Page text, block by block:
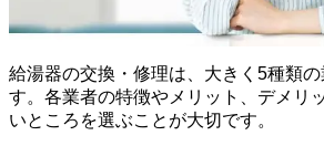
給湯器の交換・修理は、大きく5種類
す。各業者の特徴やメリット、デメリ
いところを選ぶことが大切です。